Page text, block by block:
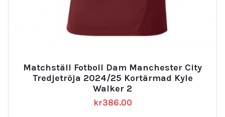
Matchställ Fotboll Dam Manchester City
Tredjetröja 2024/25 Kortärmad Kyle
Walker 2
kr386.00